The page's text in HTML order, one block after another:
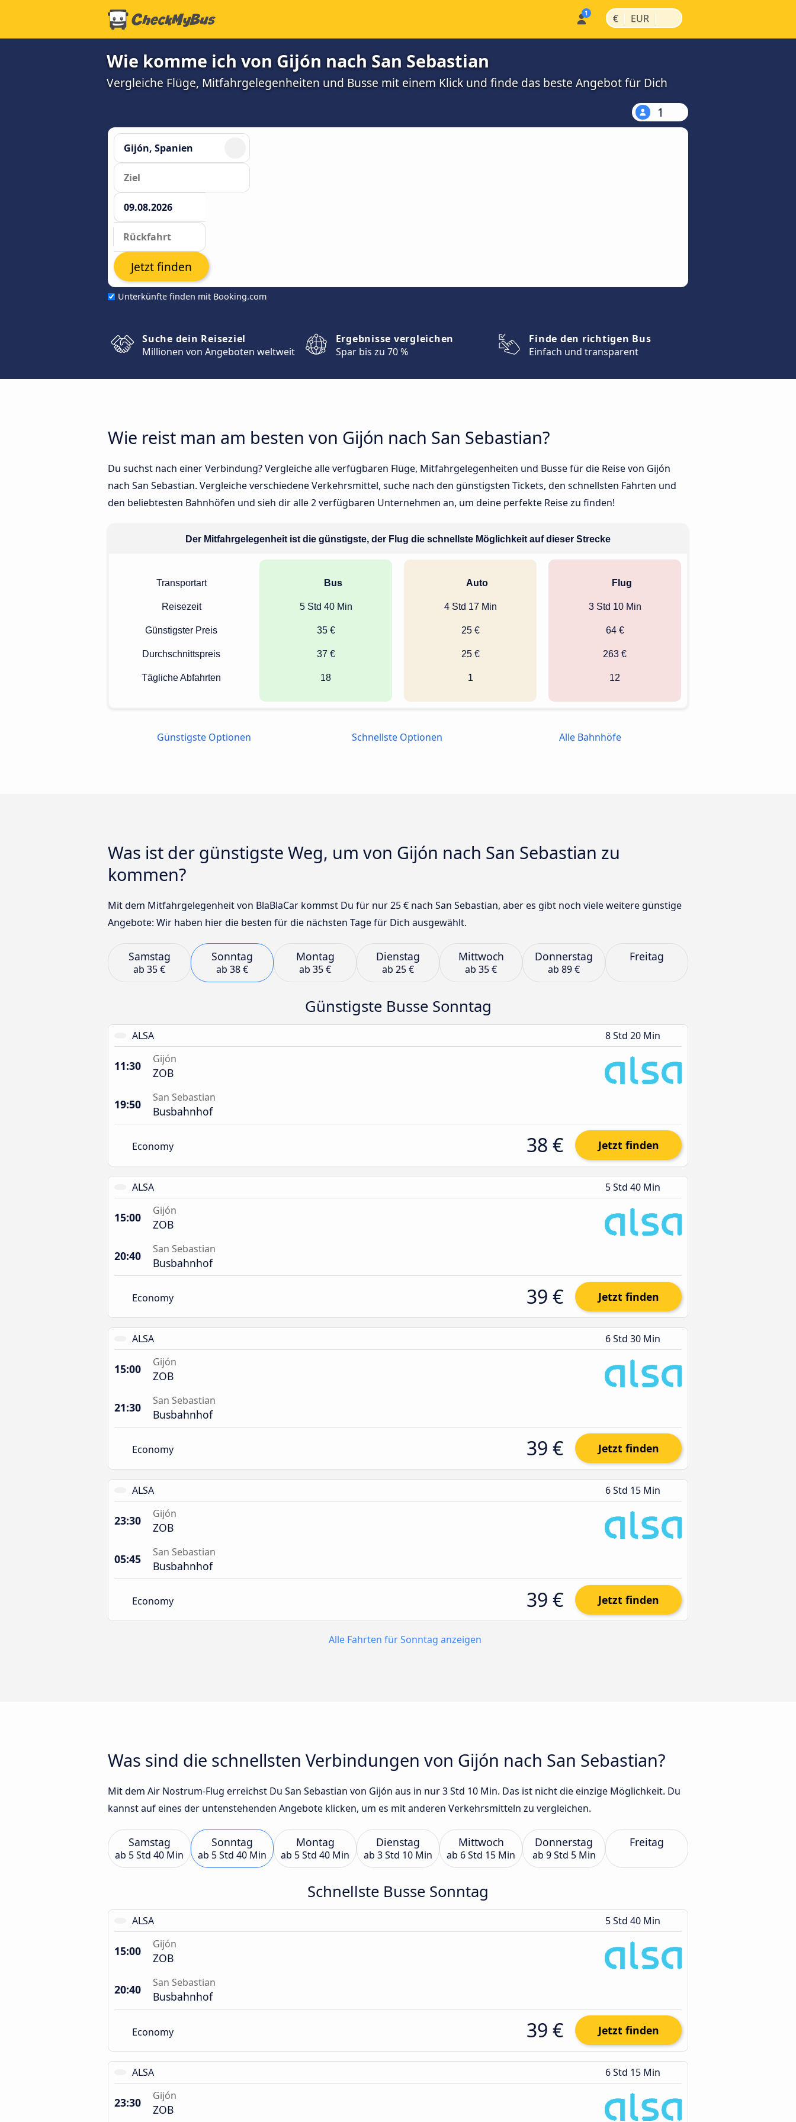
€ | EUR |
Wie komme ich von Gijón nach San Sebastian
Vergleiche Flüge, Mitfahrgelegenheiten und Busse mit einem Klick und finde das beste Angebot für Dich
1
Unterkünfte finden mit Booking.com
Jetzt finden
Suche dein Reiseziel
Millionen von Angeboten weltweit
Ergebnisse vergleichen
Spar bis zu 70 %
Finde den richtigen Bus
Einfach und transparent
Wie reist man am besten von Gijón nach San Sebastian?
Du suchst nach einer Verbindung? Vergleiche alle verfügbaren Flüge, Mitfahrgelegenheiten und Busse für die Reise von Gijón
nach San Sebastian. Vergleiche verschiedene Verkehrsmittel, suche nach den günstigsten Tickets, den schnellsten Fahrten und
den beliebtesten Bahnhöfen und sieh dir alle 2 verfügbaren Unternehmen an, um deine perfekte Reise zu finden!
Der Mitfahrgelegenheit ist die günstigste, der Flug die schnellste Möglichkeit auf dieser Strecke
Transportart
Reisezeit
Günstigster Preis
Durchschnittspreis
Tägliche Abfahrten
Bus
5 Std 40 Min
35 €
37 €
18
Auto
4 Std 17 Min
25 €
25 €
1
Flug
3 Std 10 Min
64 €
263 €
12
Günstigste Optionen Schnellste Optionen Alle Bahnhöfe
Was ist der günstigste Weg, um von Gijón nach San Sebastian zu
kommen?
Mit dem Mitfahrgelegenheit von BlaBlaCar kommst Du für nur 25 € nach San Sebastian, aber es gibt noch viele weitere günstige
Angebote: Wir haben hier die besten für die nächsten Tage für Dich ausgewählt.
Samstag
ab 35 €
Sonntag
ab 38 €
Montag
ab 35 €
Dienstag
ab 25 €
Mittwoch
ab 35 €
Donnerstag
ab 89 €
Freitag
Günstigste Busse Sonntag
ALSA 8 Std 20 Min
11:30 Gijón
ZOB
19:50 San Sebastian
Busbahnhof
Economy 38 € Jetzt finden
ALSA 5 Std 40 Min
15:00 Gijón
ZOB
20:40 San Sebastian
Busbahnhof
Economy 39 € Jetzt finden
ALSA 6 Std 30 Min
15:00 Gijón
ZOB
21:30 San Sebastian
Busbahnhof
Economy 39 € Jetzt finden
ALSA 6 Std 15 Min
23:30 Gijón
ZOB
05:45 San Sebastian
Busbahnhof
Economy 39 € Jetzt finden
Alle Fahrten für Sonntag anzeigen
Was sind die schnellsten Verbindungen von Gijón nach San Sebastian?
Mit dem Air Nostrum-Flug erreichst Du San Sebastian von Gijón aus in nur 3 Std 10 Min. Das ist nicht die einzige Möglichkeit. Du
kannst auf eines der untenstehenden Angebote klicken, um es mit anderen Verkehrsmitteln zu vergleichen.
Samstag
ab 5 Std 40 Min
Sonntag
ab 5 Std 40 Min
Montag
ab 5 Std 40 Min
Dienstag
ab 3 Std 10 Min
Mittwoch
ab 6 Std 15 Min
Donnerstag
ab 9 Std 5 Min
Freitag
Schnellste Busse Sonntag
ALSA 5 Std 40 Min
15:00 Gijón
ZOB
20:40 San Sebastian
Busbahnhof
Economy 39 € Jetzt finden
ALSA 6 Std 15 Min
23:30 Gijón
ZOB